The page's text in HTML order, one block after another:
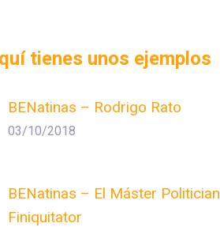
tienes unos ejemplos
BENatinas – Rodrigo Rato
03/10/2018
BENatinas – El Máster Politician
Finiquitator